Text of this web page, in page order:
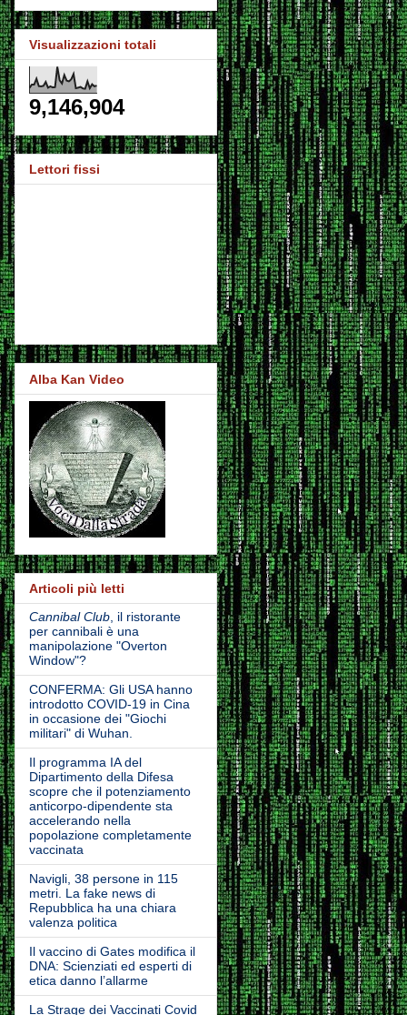
Visualizzazioni totali
9,146,904
Lettori fissi
Alba Kan Video
Articoli più letti
Cannibal Club, il ristorante
per cannibali è una
manipolazione "Overton
Window"?
CONFERMA: Gli USA hanno
introdotto COVID-19 in Cina
in occasione dei "Giochi
militari" di Wuhan.
Il programma IA del
Dipartimento della Difesa
scopre che il potenziamento
anticorpo-dipendente sta
accelerando nella
popolazione completamente
vaccinata
Navigli, 38 persone in 115
metri. La fake news di
Repubblica ha una chiara
valenza politica
Il vaccino di Gates modifica il
DNA: Scienziati ed esperti di
etica danno l’allarme
La Strage dei Vaccinati Covid